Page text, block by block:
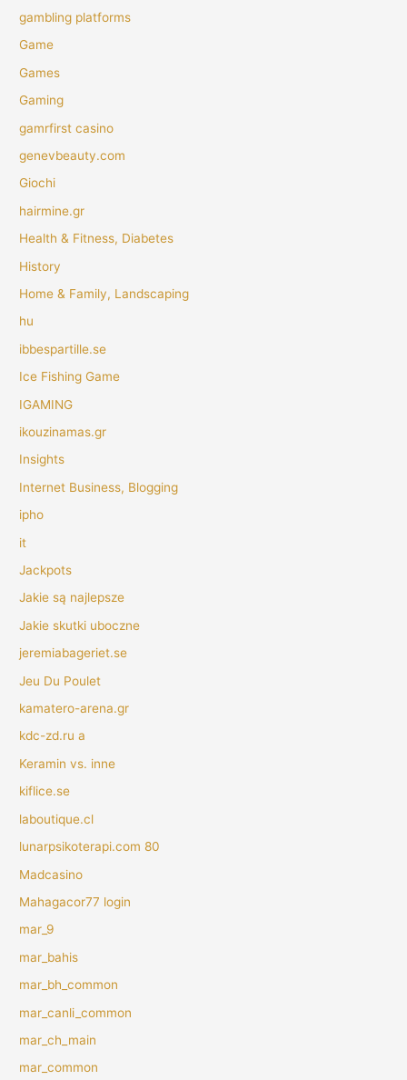
gambling platforms
Game
Games
Gaming
gamrfirst casino
genevbeauty.com
Giochi
hairmine.gr
Health & Fitness, Diabetes
History
Home & Family, Landscaping
hu
ibbespartille.se
Ice Fishing Game
IGAMING
ikouzinamas.gr
Insights
Internet Business, Blogging
ipho
it
Jackpots
Jakie są najlepsze
Jakie skutki uboczne
jeremiabageriet.se
Jeu Du Poulet
kamatero-arena.gr
kdc-zd.ru a
Keramin vs. inne
kiflice.se
laboutique.cl
lunarpsikoterapi.com 80
Madcasino
Mahagacor77 login
mar_9
mar_bahis
mar_bh_common
mar_canli_common
mar_ch_main
mar_common